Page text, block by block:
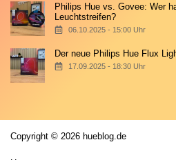
Philips Hue vs. Govee: Wer
Leuchtstreifen?
06.10.2025 - 15:00 Uhr
Der neue Philips Hue Flux
17.09.2025 - 18:30 Uhr
Copyright © 2026 hueblog.de